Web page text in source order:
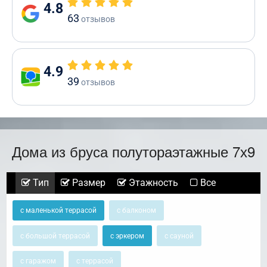
4.8
63 отзывов
4.9
39 отзывов
Дома из бруса полутораэтажные 7х9
Тип Размер Этажность Все
с маленькой террасой с балконом
с большой террасой с эркером с сауной
с гаражом с террасой